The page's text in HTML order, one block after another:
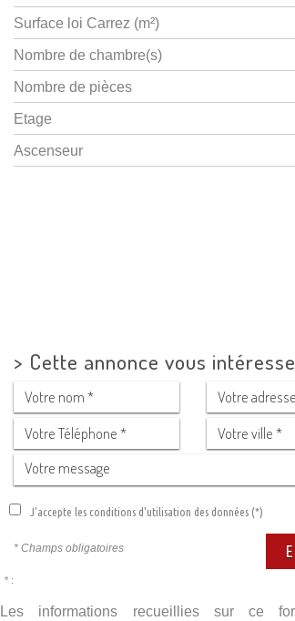
Surface loi Carrez (m²)
Nombre de chambre(s)
Nombre de pièces
Etage
Ascenseur
> Cette annonce vous
J'accepte les conditions d'utilisation des données (*)
* Champs obligatoires
* :
Les informations recueillies sur ce